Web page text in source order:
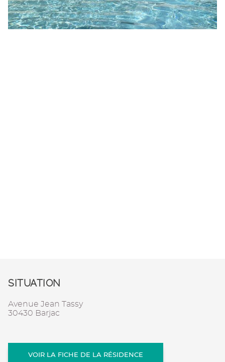
SITUATION
Avenue Jean Tassy
30430 Barjac
VOIR LA FICHE DE LA RÉSIDENCE